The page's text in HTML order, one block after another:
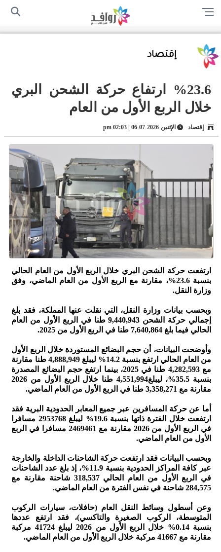
الرئيسية سياسة الخصوصية
إقتصاد
%23.6 ارتفاع حركة الشحن البري
خلال الربع الأول من العام
إقتصاد الإثنين-2026-07-06 | 02:03 pm
ارتفعت حركة الشحن البري خلال الربع الأول من العام الحالي
بنسبة 23.6%، مقارنة مع الربع الأول من العام الماضي، وفق
وزارة النقل.
وبحسب بيانات وزارة النقل، التي نقلت عنها المملكة، فقد بلغ
إجمالي حركة الشحن 9,440,943 طنا في الربع الأول من العام
الحالي فيما بلغ 7,640,864 طنا في الربع الأول من 2025.
وأوضحت البيانات، أن حجم البضائع المستوردة خلال الربع الأول
من العام الحالي ارتفع بنسبة 14.2% ليبلغ 4,888,949 طنا مقارنة
مع 4,282,593 طنا في 2025، بينما ارتفع حجم البضائع المصدرة
بنسبة 35.5%، ليبلغ4,551,994 طنا خلال الربع الأول من 2026
مقارنة مع 3,358,271 طنا في الربع الأول من العام الماضي.
أما عن حركة المسافرين عبر جميع المعابر الحدودية البرية فقد
ارتفعت خلال الفترة ذاتها بنسبة 19.6% ليبلغ 2953768 مسافرا
في الربع الأول من 2026 مقارنة مع 2469461 مسافرا في الربع
الأول من العام الماضي.
وبحسب البيانات فقد ارتفعت حركة الشاحنات الداخلة والخارجة
عبر كافة المراكز الحدودية بنسبة 11.9%، إذ بلغ عدد الشاحنات
في الربع الأول من العام الحالي 318,537 شاحنة مقارنة مع
284,575 شاحنة في نفس الفترة من العام الماضي.
وعن أسطول وسائط النقل العام (حافلات، سيارات الركوب
المتوسطة، الركوب الصغيرة والتاكسي)، فقد ارتفع عددها
بنسبة 0.14% خلال الربع الأول من 2026 ليبلغ 41724 مركبة
مقارنة مع 41667 مركبة خلال الربع الأول من العام الماضي.